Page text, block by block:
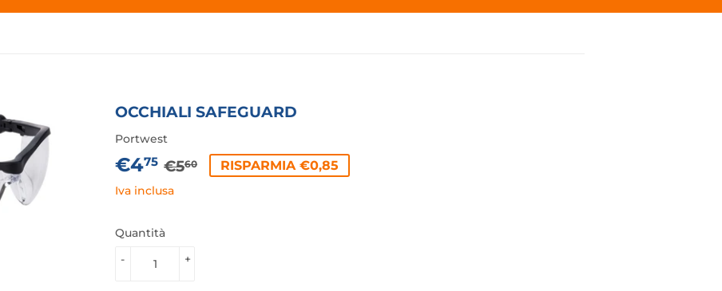
OCCHIALI SAFEGUARD
Portwest
€475 €560
PREZZO
€5,60
PREZZO
€4,75
RISPARMIA €0,85
Iva inclusa
Quantità
+
-